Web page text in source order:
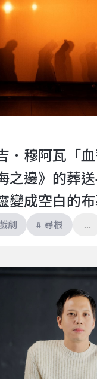
．穆阿瓦「
之邊》的葬
變成空白的
劇 # 尋根
我是風》前導導讀
之中，我們聽見自己